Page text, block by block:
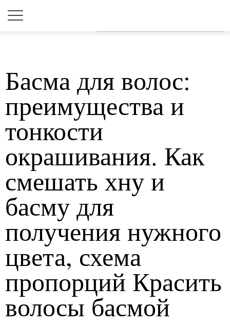
Басма для волос:
преимущества и
тонкости
окрашивания. Как
смешать хну и
басму для
получения нужного
цвета, схема
пропорций Красить
волосы басмой